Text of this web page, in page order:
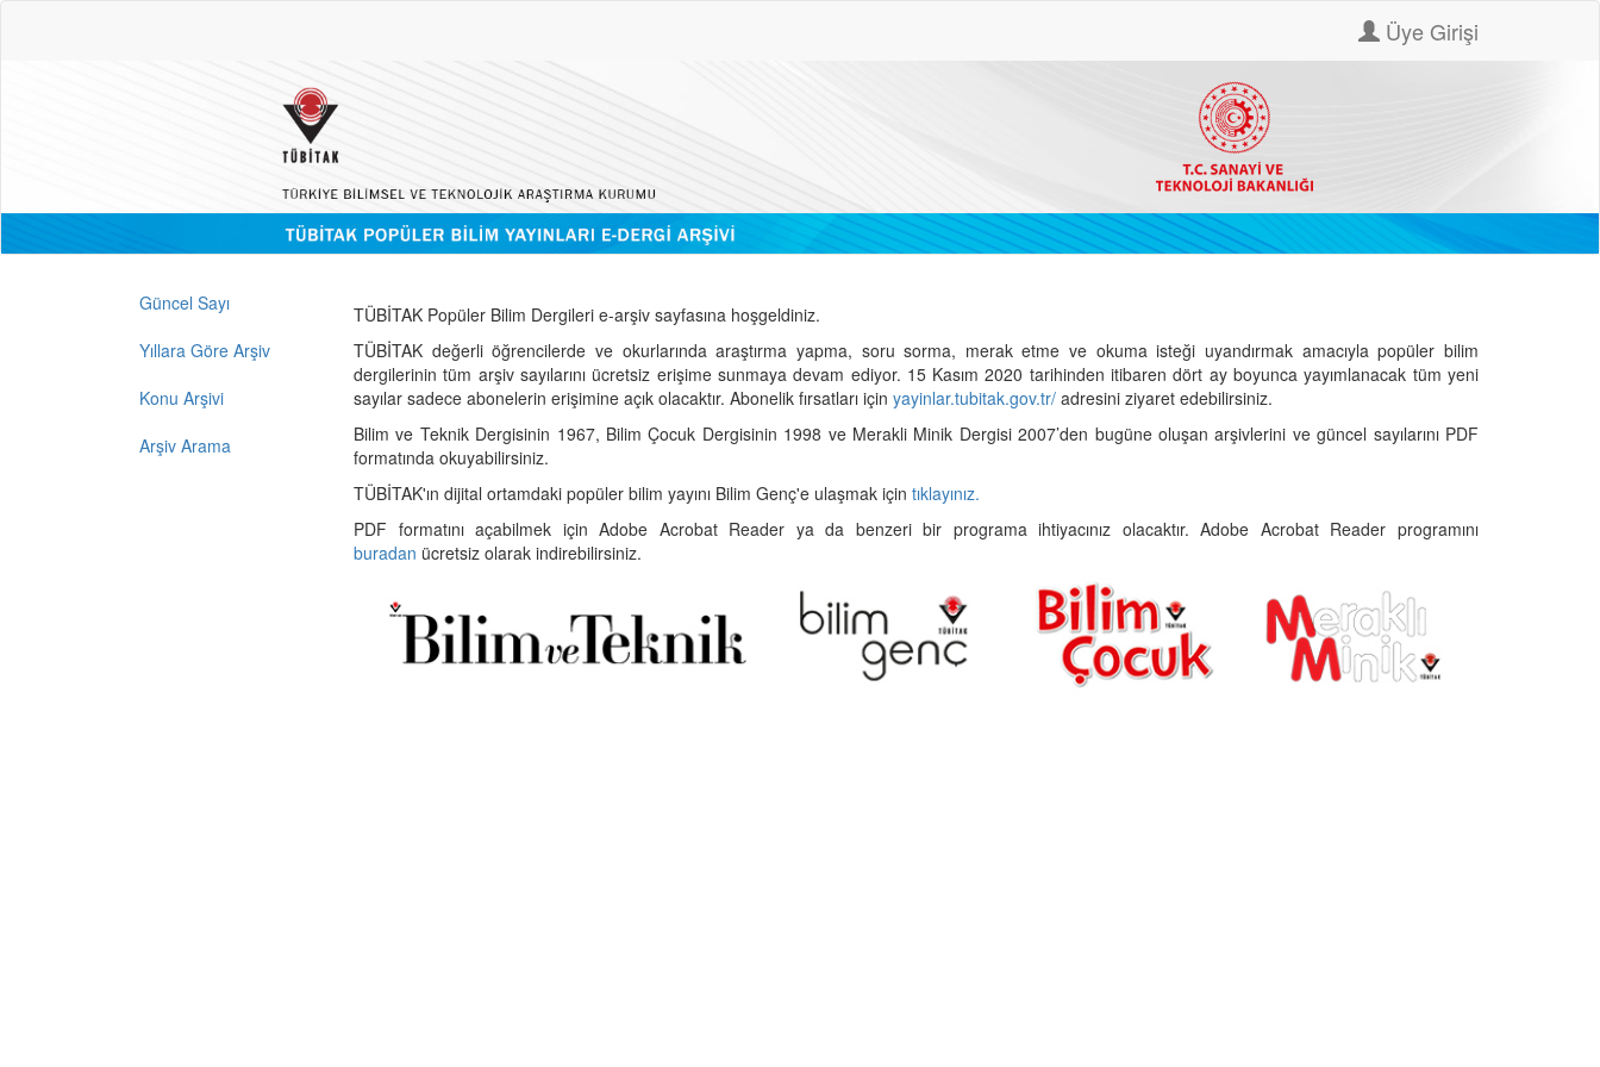
Üye Girişi
Güncel Sayı
Yıllara Göre Arşiv
Konu Arşivi
Arşiv Arama
TÜBİTAK Popüler Bilim Dergileri e-arşiv sayfasına hoşgeldiniz.
TÜBİTAK değerli öğrencilerde ve okurlarında araştırma yapma, soru sorma, merak etme ve okuma isteği uyandırmak amacıyla popüler bilim
dergilerinin tüm arşiv sayılarını ücretsiz erişime sunmaya devam ediyor. 15 Kasım 2020 tarihinden itibaren dört ay boyunca yayımlanacak tüm yeni
sayılar sadece abonelerin erişimine açık olacaktır. Abonelik fırsatları için yayinlar.tubitak.gov.tr/ adresini ziyaret edebilirsiniz.
Bilim ve Teknik Dergisinin 1967, Bilim Çocuk Dergisinin 1998 ve Merakli Minik Dergisi 2007’den bugüne oluşan arşivlerini ve güncel sayılarını PDF
formatında okuyabilirsiniz.
TÜBİTAK'ın dijital ortamdaki popüler bilim yayını Bilim Genç'e ulaşmak için tıklayınız.
PDF formatını açabilmek için Adobe Acrobat Reader ya da benzeri bir programa ihtiyacınız olacaktır. Adobe Acrobat Reader programını
buradan ücretsiz olarak indirebilirsiniz.